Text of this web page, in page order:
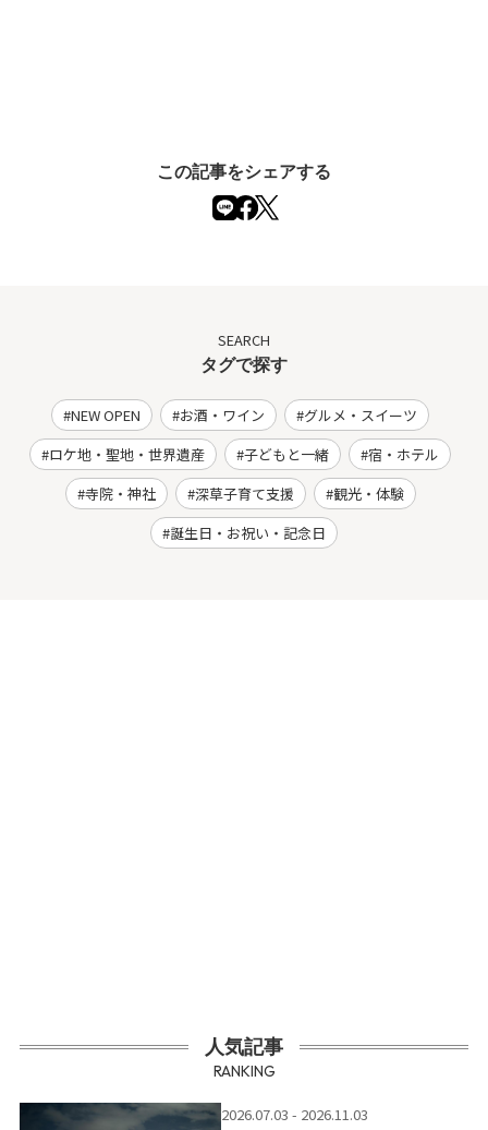
この記事をシェアする
SEARCH
タグで探す
NEW OPEN お酒・ワイン
グルメ・スイーツ
ロケ地・聖地・世界遺産
子どもと一緒
宿・ホテル
寺院・神社
深草子育て支援
観光・体験
誕生日・お祝い・記念日
人気記事
RANKING
2026.07.03 - 2026.11.03